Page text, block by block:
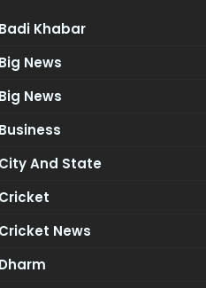
Badi Khabar
Big News
Big News
Business
City And State
Cricket
Cricket News
Dharm